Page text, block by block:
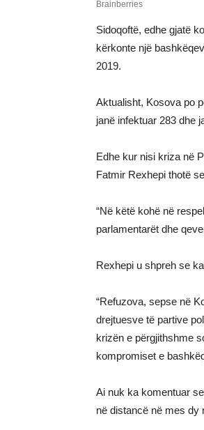
Sidoqoftë, edhe gjatë
kërkonte një
2019.
Aktualisht, Kosova po
janë infektuar 283 dhe
Edhe kur nisi kriza në
Fatmir Rexhepi thotë
“Në këtë kohë në
parlamentarët dhe
Rexhepi u shpreh se
“Refuzova, sepse në
drejtuesve të partive
krizën e përgjithshme
kompromiset e
Ai nuk ka komentuar
në distancë në mes dy